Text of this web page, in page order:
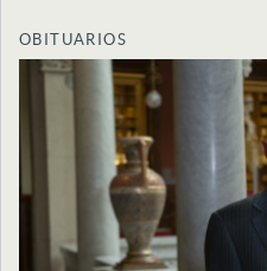
OBITUARIOS